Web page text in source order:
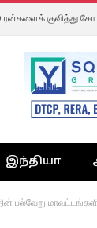
TNPL 2026:
இந்தியா
பல்வேறு